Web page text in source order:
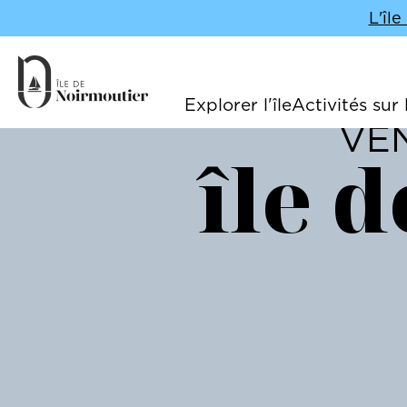
L'île
Navigation principale
Explorer l'îleActivités sur
île